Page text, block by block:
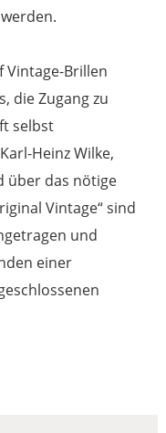
Vintage-Brillen
die Zugang zu
selbst
Heinz Wilke,
über das nötige
Vintage“ sind
und
einer